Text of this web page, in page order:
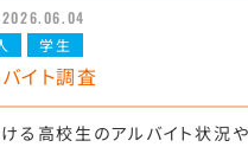
2026.06.04
学生
イト調査
る高校生のアルバイト状況